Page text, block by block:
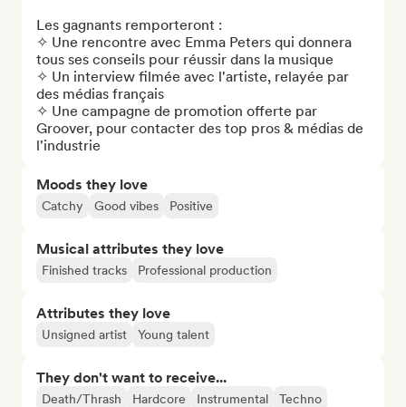
Les gagnants remporteront :
✧ Une rencontre avec Emma Peters qui donnera
tous ses conseils pour réussir dans la musique
✧ Un interview filmée avec l'artiste, relayée par
des médias français
✧ Une campagne de promotion offerte par
Groover, pour contacter des top pros & médias de
l'industrie
Moods they love
Catchy Good vibes Positive
Musical attributes they love
Finished tracks Professional production
Attributes they love
Unsigned artist Young talent
They don't want to receive...
Death/Thrash Hardcore Instrumental
Techno